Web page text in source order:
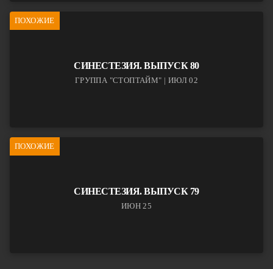
ПОХОЖИЕ
СИНЕСТЕЗИЯ. ВЫПУСК 80
ГРУППА "СТОПТАЙМ" | ИЮЛ 02
ПОХОЖИЕ
СИНЕСТЕЗИЯ. ВЫПУСК 79
ИЮН 25